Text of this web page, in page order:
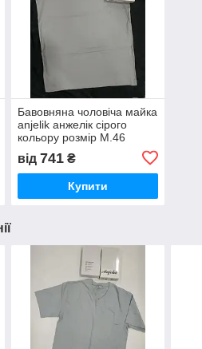
Бавовняна чоловіча майка
anjelik анжелік сірого
кольору розмір М.46
від 741₴
Купити